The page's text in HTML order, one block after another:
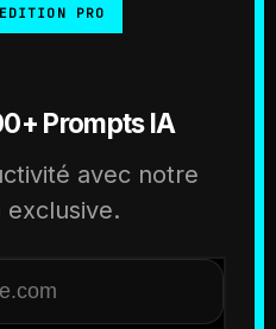
PRO
Prompts IA
avec notre
exclusive.